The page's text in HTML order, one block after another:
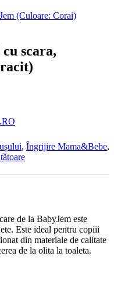
(Culoare: Corai)
scara,
, Îngrijire Mama&Bebe,
de la BabyJem este
Este ideal pentru copiii
din materiale de calitate
de la olita la toaleta.